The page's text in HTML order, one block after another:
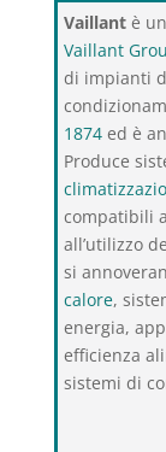
Vaillantè
Vaillant
di impianti
1874ed è
Produce
compatibili
all’utilizzo
si
calore,
energia,
efficienza
sistemi di